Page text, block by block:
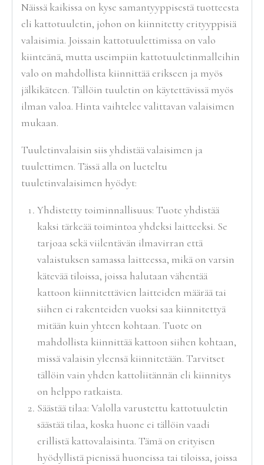
Näissä kaikissa on kyse samantyyppisestä tuotteesta
eli kattotuuletin, johon on kiinnitetty erityyppisiä
valaisimia. Joissain kattotuulettimissa on valo
kiinteänä, mutta useimpiin kattotuuletinmalleihin
valo on mahdollista kiinnittää erikseen ja myös
jälkikäteen. Tällöin tuuletin on käytettävissä myös
ilman valoa. Hinta vaihtelee valittavan valaisimen
mukaan.
Tuuletinvalaisin siis yhdistää valaisimen ja
tuulettimen. Tässä alla on lueteltu
tuuletinvalaisimen hyödyt:
Yhdistetty toiminnallisuus: Tuote yhdistää
kaksi tärkeää toimintoa yhdeksi laitteeksi. Se
tarjoaa sekä viilentävän ilmavirran että
valaistuksen samassa laitteessa, mikä on varsin
kätevää tiloissa, joissa halutaan vähentää
kattoon kiinnitettävien laitteiden määrää tai
siihen ei rakenteiden vuoksi saa kiinnitettyä
mitään kuin yhteen kohtaan. Tuote on
mahdollista kiinnittää kattoon siihen kohtaan,
missä valaisin yleensä kiinnitetään. Tarvitset
tällöin vain yhden kattoliitännän eli kiinnitys
on helppo ratkaista.
Säästää tilaa: Valolla varustettu kattotuuletin
säästää tilaa, koska huone ei tällöin vaadi
erillistä kattovalaisinta. Tämä on erityisen
hyödyllistä pienissä huoneissa tai tiloissa, joissa